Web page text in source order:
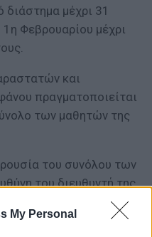
My Personal
διάστημα μέχρι 31
Φεβρουαρίου μέχρι
και
πραγματοποιείται
των μαθητών της
του συνόλου των
του διευθυντή της
αναπληρωτή του
Συλλόγου